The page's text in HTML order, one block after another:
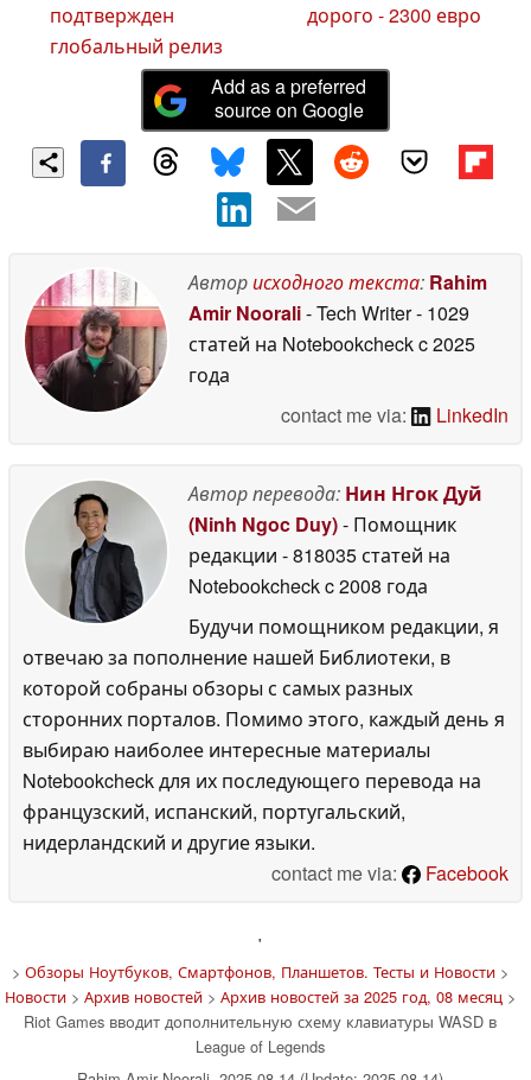
подтвержден
глобальный релиз
дорого - 2300 евро
Add as a preferred
source on Google
Авторисходного текста: Rahim
Amir Noorali- Tech Writer- 1029
статей на Notebookcheckc 2025
года
contact me via:
LinkedIn
Автор перевода: Нин Нгок Дуй
(Ninh Ngoc Duy)- Помощник
редакции - 818035 статей на
Notebookcheckc 2008 года
Будучи помощником редакции, я
отвечаю за пополнение нашей Библиотеки, в
которой собраны обзоры с самых разных
сторонних порталов. Помимо этого, каждый день я
выбираю наиболее интересные материалы
Notebookcheck для их последующего перевода на
французский, испанский, португальский,
нидерландский и другие языки.
contact me via:
Facebook
'
> Обзоры Ноутбуков, Смартфонов, Планшетов. Тесты и Новости>
Новости> Архив новостей> Архив новостей за 2025 год, 08 месяц >
Riot Games вводит дополнительную схему клавиатуры WASD в
League of Legends